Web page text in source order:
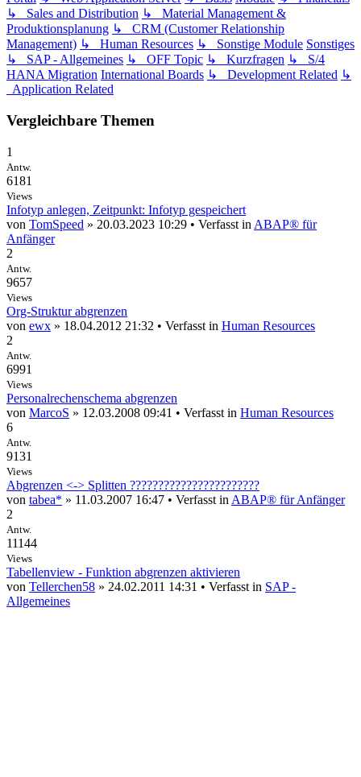
↳ Sales and Distribution ↳ Material Management &
Produktionsplanung ↳ CRM (Customer Relationship
Management) ↳ Human Resources ↳ Sonstige Module Sonstiges
↳ SAP - Allgemeines ↳ OFF Topic ↳ Kurzfragen ↳ S/4
HANA Migration International Boards ↳ Development Related ↳
Application Related
Vergleichbare Themen
1
Antw.
6181
Views
Infotyp anlegen, Zeitpunkt: Infotyp gespeichert
von TomSpeed » 20.03.2023 10:29 • Verfasst in ABAP® für
Anfänger
2
Antw.
9657
Views
Org-Struktur abgrenzen
von ewx » 18.04.2012 21:32 • Verfasst in Human Resources
2
Antw.
6991
Views
Personalrechenschema abgrenzen
von MarcoS » 12.03.2008 09:41 • Verfasst in Human Resources
6
Antw.
9131
Views
Abgrenzen <-> Splitten ???????????????????????
von tabea* » 11.03.2007 16:47 • Verfasst in ABAP® für Anfänger
2
Antw.
11144
Views
Tabellenview - Funktion abgrenzen aktivieren
von Tellerchen58 » 24.02.2011 14:31 • Verfasst in SAP -
Allgemeines